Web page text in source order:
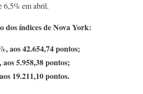
6,5% em abril.
dos índices de Nova York:
aos 42.654,74 pontos;
5.958,38 pontos;
19.211,10 pontos.